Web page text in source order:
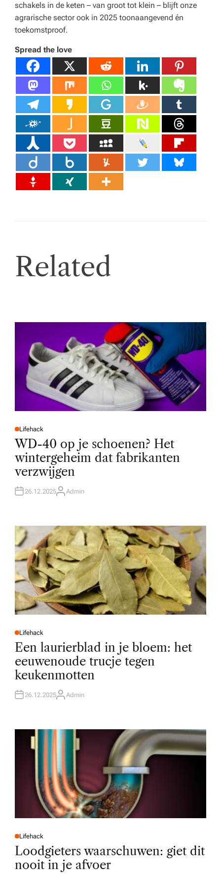
schakels in de keten – van groot tot klein – blijft onze
agrarische sector ook in 2025 toonaangevend én
toekomstproof.
Spread the love
Related
P
O
S
E
D
I
N
Lifehack
WD-40 op je schoenen? Het
wintergeheim dat fabrikanten
verzwijgen
26.12.2025A
R
Admin
P
O
E
D
N
Lifehack
Een laurierblad in je bloem: het
eeuwenoude trucje tegen
keukenmotten
26.12.2025A
R
Admin
P
O
E
D
Lifehack
Loodgieters waarschuwen: giet dit
nooit in je afvoer